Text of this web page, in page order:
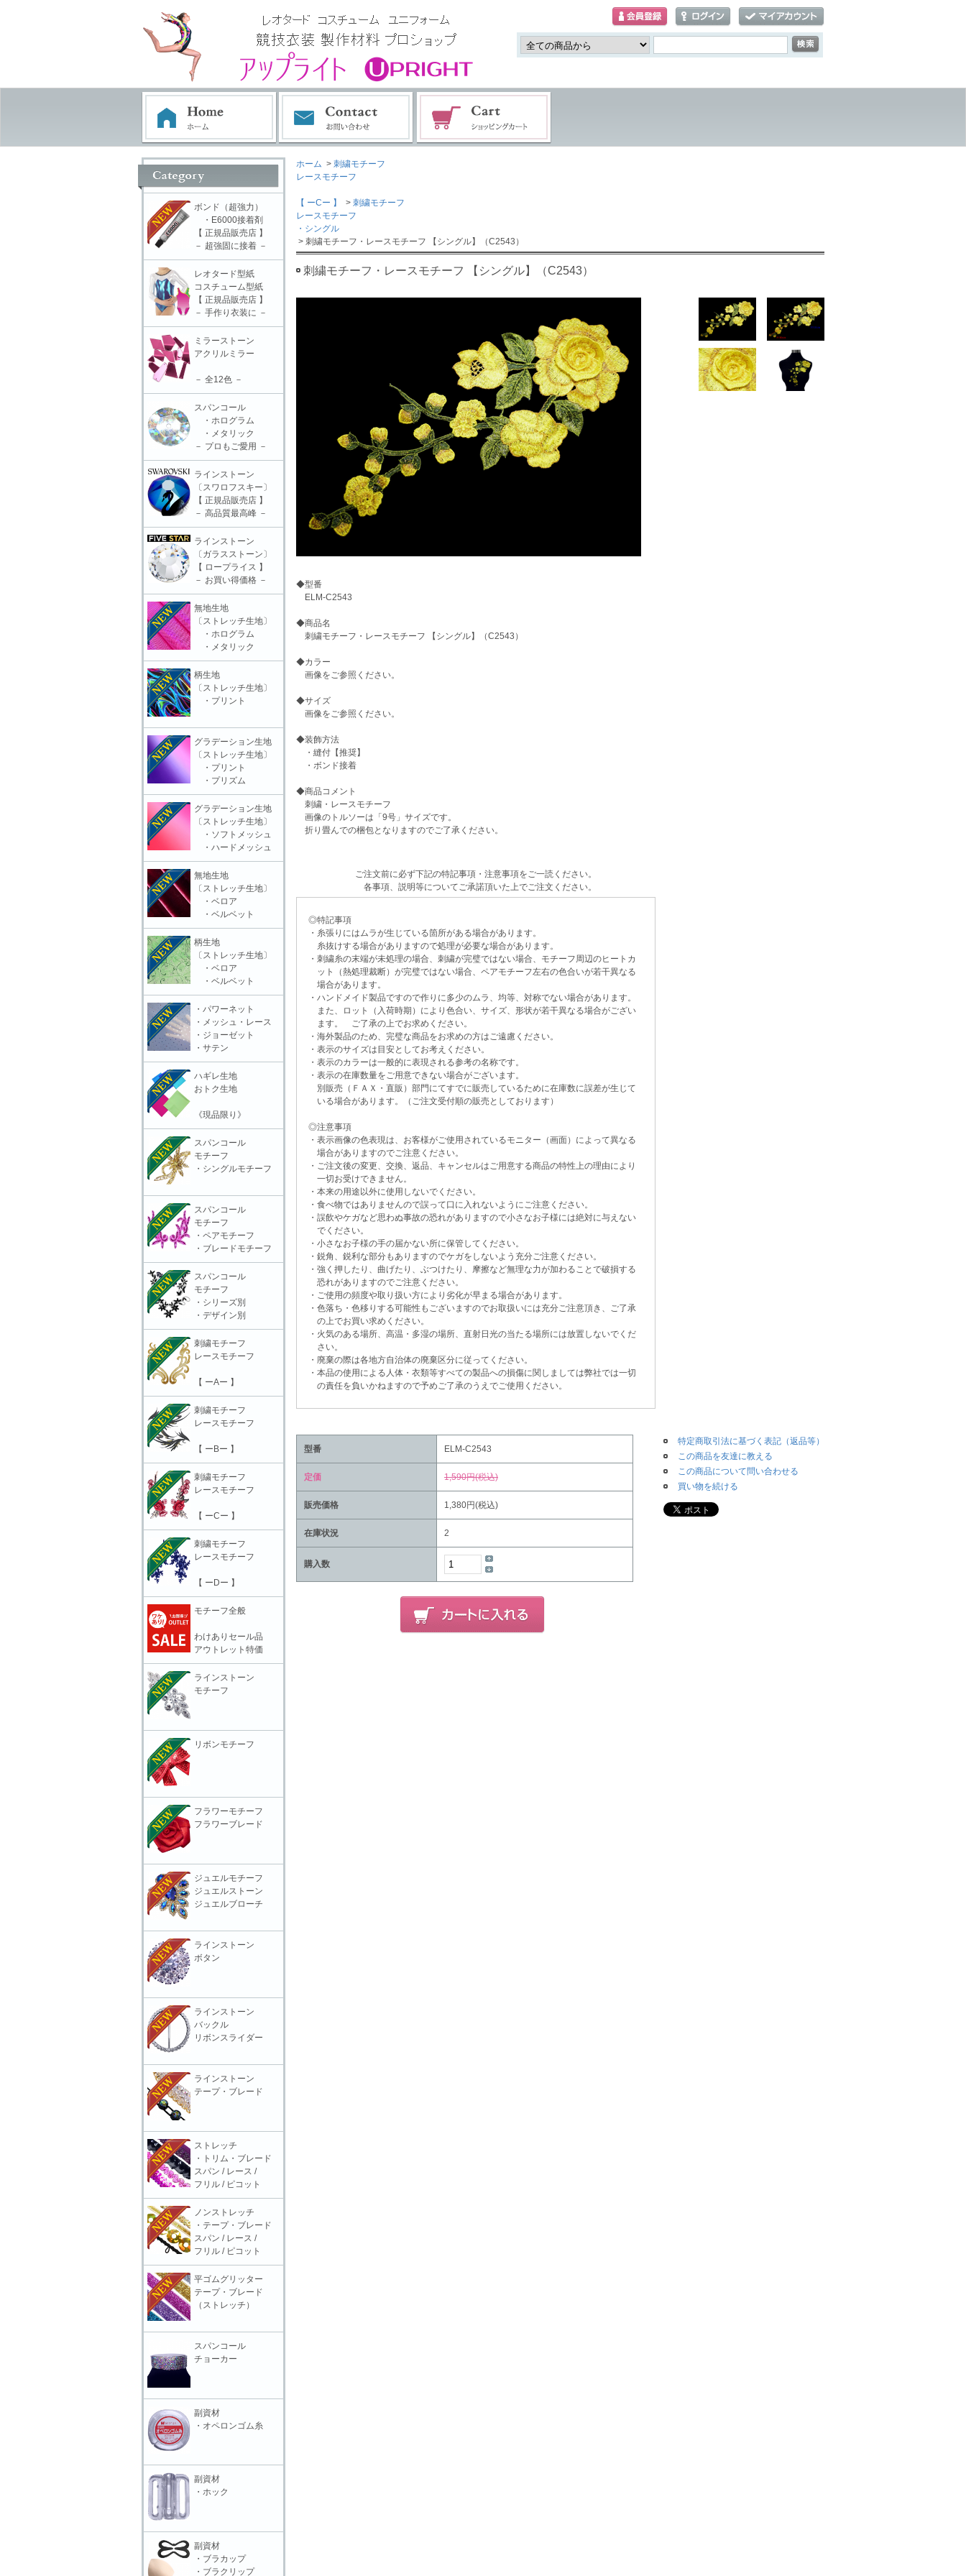
ホーム > 刺繍モチーフ
レースモチーフ
【 ーCー 】 > 刺繍モチーフ
レースモチーフ
・シングル
> 刺繍モチーフ・レースモチーフ 【シングル】（C2543）
刺繍モチーフ・レースモチーフ 【シングル】（C2543）
◆型番
ELM-C2543
◆商品名
刺繍モチーフ・レースモチーフ 【シングル】（C2543）
◆カラー
画像をご参照ください。
◆サイズ
画像をご参照ください。
◆装飾方法
・縫付【推奨】
・ボンド接着
◆商品コメント
刺繍・レースモチーフ
画像のトルソーは「9号」サイズです。
折り畳んでの梱包となりますのでご了承ください。
ご注文前に必ず下記の特記事項・注意事項をご一読ください。
各事項、説明等についてご承諾頂いた上でご注文ください。
◎特記事項
・糸張りにはムラが生じている箇所がある場合があります。
糸抜けする場合がありますので処理が必要な場合があります。
・刺繍糸の末端が未処理の場合、刺繍が完璧ではない場合、モチーフ周辺のヒートカ
ット（熱処理裁断）が完璧ではない場合、ペアモチーフ左右の色合いが若干異なる
場合があります。
・ハンドメイド製品ですので作りに多少のムラ、均等、対称でない場合があります。
また、ロット（入荷時期）により色合い、サイズ、形状が若干異なる場合がござい
ます。 ご了承の上でお求めください。
・海外製品のため、完璧な商品をお求めの方はご遠慮ください。
・表示のサイズは目安としてお考えください。
・表示のカラーは一般的に表現される参考の名称です。
・表示の在庫数量をご用意できない場合がございます。
別販売（ＦＡＸ・直販）部門にてすでに販売しているために在庫数に誤差が生じて
いる場合があります。（ご注文受付順の販売としております）
◎注意事項
・表示画像の色表現は、お客様がご使用されているモニター（画面）によって異なる
場合がありますのでご注意ください。
・ご注文後の変更、交換、返品、キャンセルはご用意する商品の特性上の理由により
一切お受けできません。
・本来の用途以外に使用しないでください。
・食べ物ではありませんので誤って口に入れないようにご注意ください。
・誤飲やケガなど思わぬ事故の恐れがありますので小さなお子様には絶対に与えない
でください。
・小さなお子様の手の届かない所に保管してください。
・鋭角、鋭利な部分もありますのでケガをしないよう充分ご注意ください。
・強く押したり、曲げたり、ぶつけたり、摩擦など無理な力が加わることで破損する
恐れがありますのでご注意ください。
・ご使用の頻度や取り扱い方により劣化が早まる場合があります。
・色落ち・色移りする可能性もございますのでお取扱いには充分ご注意頂き、ご了承
の上でお買い求めください。
・火気のある場所、高温・多湿の場所、直射日光の当たる場所には放置しないでくだ
さい。
・廃棄の際は各地方自治体の廃棄区分に従ってください。
・本品の使用による人体・衣類等すべての製品への損傷に関しましては弊社では一切
の責任を負いかねますので予めご了承のうえでご使用ください。
型番 ELM-C2543
定価 1,590円(税込)
販売価格 1,380円(税込)
在庫状況 2
購入数
特定商取引法に基づく表記（返品等）
この商品を友達に教える
この商品について問い合わせる
買い物を続ける
ボンド（超強力）
・E6000接着剤
【 正規品販売店 】
－ 超強固に接着 －
レオタード型紙
コスチューム型紙
【 正規品販売店 】
－ 手作り衣装に －
ミラーストーン
アクリルミラー
－ 全12色 －
スパンコール
・ホログラム
・メタリック
－ プロもご愛用 －
ラインストーン
〔スワロフスキー〕
【 正規品販売店 】
－ 高品質最高峰 －
ラインストーン
〔ガラスストーン〕
【 ロープライス 】
－ お買い得価格 －
無地生地
〔ストレッチ生地〕
・ホログラム
・メタリック
柄生地
〔ストレッチ生地〕
・プリント
グラデーション生地
〔ストレッチ生地〕
・プリント
・プリズム
グラデーション生地
〔ストレッチ生地〕
・ソフトメッシュ
・ハードメッシュ
無地生地
〔ストレッチ生地〕
・ベロア
・ベルベット
柄生地
〔ストレッチ生地〕
・ベロア
・ベルベット
・パワーネット
・メッシュ・レース
・ジョーゼット
・サテン
ハギレ生地
おトク生地
《現品限り》
スパンコール
モチーフ
・シングルモチーフ
スパンコール
モチーフ
・ペアモチーフ
・ブレードモチーフ
スパンコール
モチーフ
・シリーズ別
・デザイン別
刺繍モチーフ
レースモチーフ
【 ーAー 】
刺繍モチーフ
レースモチーフ
【 ーBー 】
刺繍モチーフ
レースモチーフ
【 ーCー 】
刺繍モチーフ
レースモチーフ
【 ーDー 】
モチーフ全般
わけありセール品
アウトレット特価
ラインストーン
モチーフ
リボンモチーフ
フラワーモチーフ
フラワーブレード
ジュエルモチーフ
ジュエルストーン
ジュエルブローチ
ラインストーン
ボタン
ラインストーン
バックル
リボンスライダー
ラインストーン
テープ・ブレード
ストレッチ
・トリム・ブレード
スパン / レース /
フリル / ピコット
ノンストレッチ
・テープ・ブレード
スパン / レース /
フリル / ピコット
平ゴムグリッター
テープ・ブレード
（ストレッチ）
スパンコール
チョーカー
副資材
・オペロンゴム糸
副資材
・ホック
副資材
・ブラカップ
・ブラクリップ